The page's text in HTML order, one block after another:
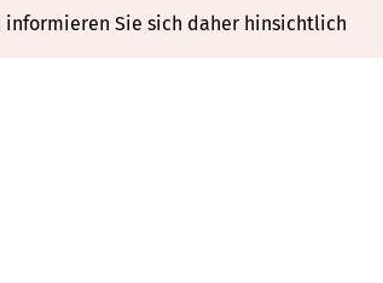
informieren Sie sich daher hinsichtlich